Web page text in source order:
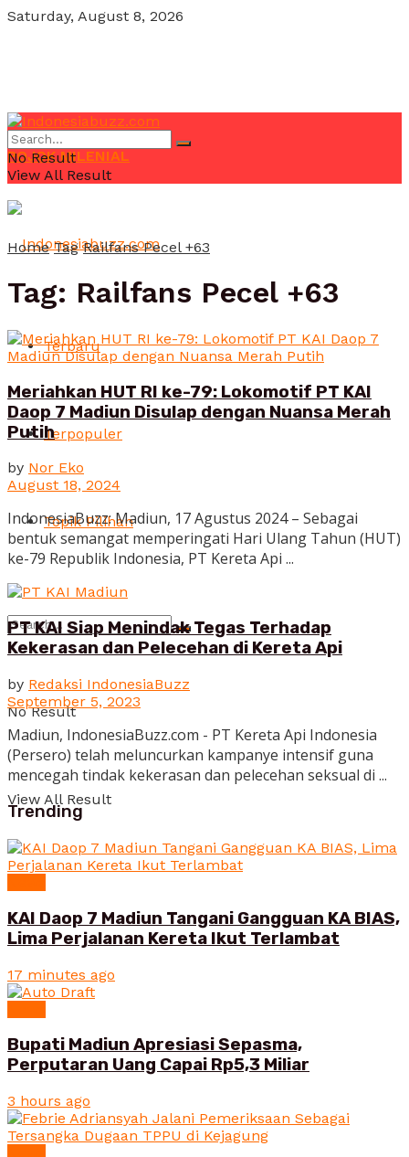
Saturday, August 8, 2026
POJOK MILENIAL
Terbaru
Terpopuler
Topik Pilihan
No Result
View All Result
No Result
View All Result
Home Tag Railfans Pecel +63
Tag: Railfans Pecel +63
Meriahkan HUT RI ke-79: Lokomotif PT KAI
Daop 7 Madiun Disulap dengan Nuansa Merah
Putih
by Nor Eko
August 18, 2024
IndonesiaBuzz: Madiun, 17 Agustus 2024 – Sebagai
bentuk semangat memperingati Hari Ulang Tahun (HUT)
ke-79 Republik Indonesia, PT Kereta Api ...
PT KAI Siap Menindak Tegas Terhadap
Kekerasan dan Pelecehan di Kereta Api
by Redaksi IndonesiaBuzz
September 5, 2023
Madiun, IndonesiaBuzz.com - PT Kereta Api Indonesia
(Persero) telah meluncurkan kampanye intensif guna
mencegah tindak kekerasan dan pelecehan seksual di ...
Trending
KAI Daop 7 Madiun Tangani Gangguan KA BIAS,
Lima Perjalanan Kereta Ikut Terlambat
17 minutes ago
Bupati Madiun Apresiasi Sepasma,
Perputaran Uang Capai Rp5,3 Miliar
3 hours ago